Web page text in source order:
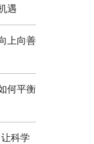
遇
上向善
何平衡
科学